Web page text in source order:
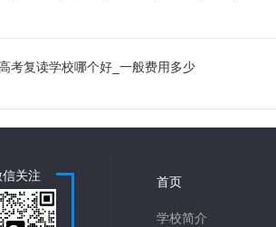
考复读学校哪个好_一般费用多少
信关注 首页
学校简介